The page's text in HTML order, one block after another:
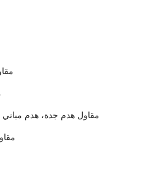
مقاول هدم جدة، هدم